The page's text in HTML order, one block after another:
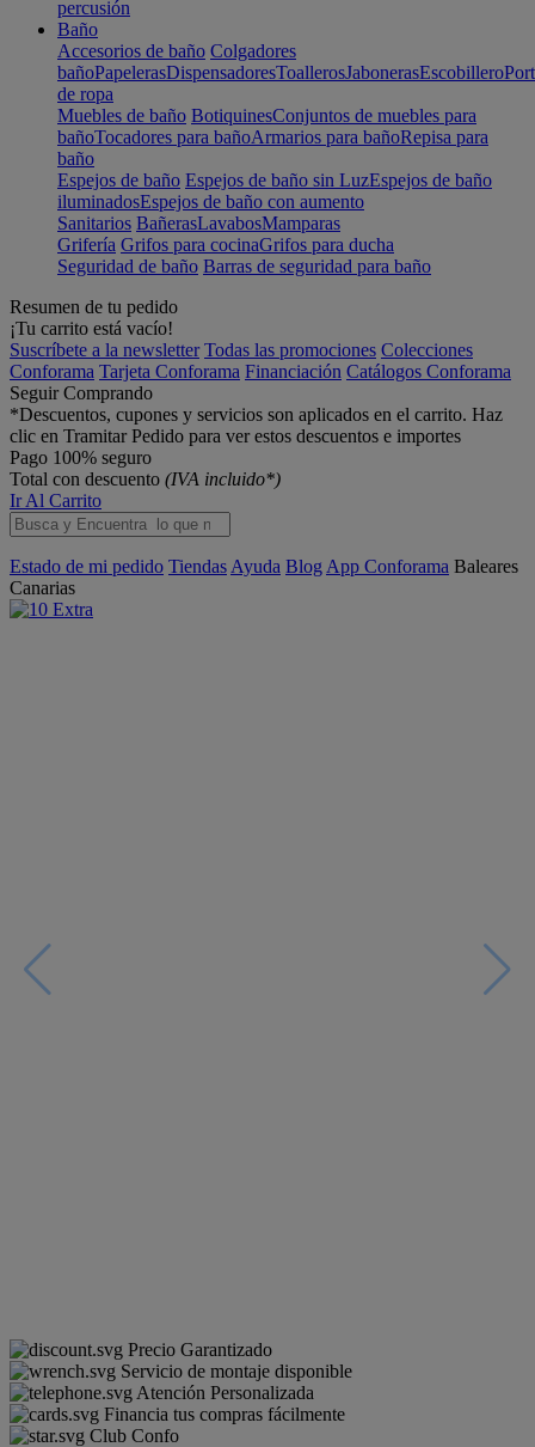
percusión
Baño
Accesorios de baño Colgadores
bañoPapelerasDispensadoresToallerosJabonerasEscobillero
de ropa
Muebles de baño BotiquinesConjuntos de muebles para
bañoTocadores para bañoArmarios para bañoRepisa para
baño
Espejos de baño Espejos de baño sin LuzEspejos de baño
iluminadosEspejos de baño con aumento
Sanitarios BañerasLavabosMamparas
Grifería Grifos para cocinaGrifos para ducha
Seguridad de baño Barras de seguridad para baño
Resumen de tu pedido
¡Tu carrito está vacío!
Suscríbete a la newsletter Todas las promociones Colecciones
Conforama Tarjeta Conforama Financiación Catálogos Conforama
Seguir Comprando
*Descuentos, cupones y servicios son aplicados en el carrito. Haz
clic en Tramitar Pedido para ver estos descuentos e importes
Pago 100% seguro
Total con descuento (IVA incluido*)
Ir Al Carrito
Estado de mi pedido Tiendas Ayuda Blog App Conforama Baleares
Canarias
Precio Garantizado
Servicio de montaje disponible
Atención Personalizada
Financia tus compras fácilmente
Club Confo